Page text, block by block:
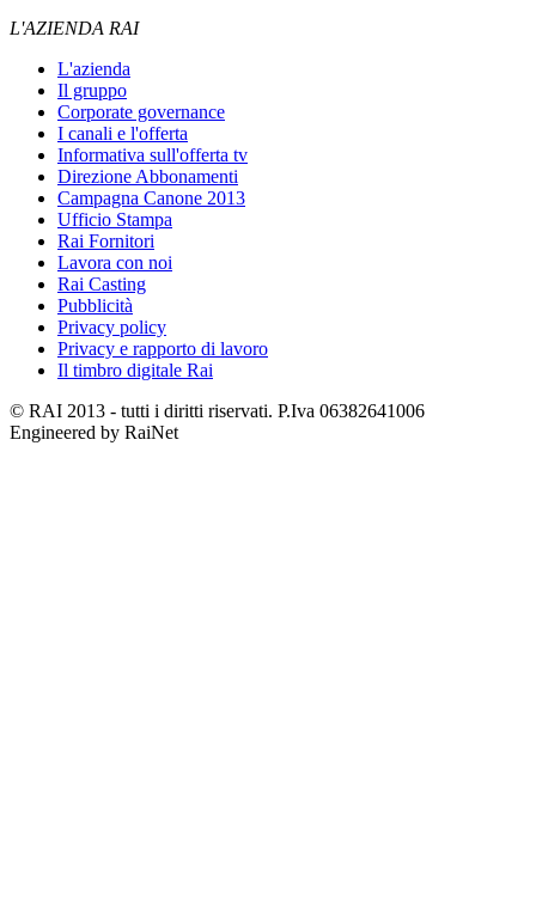
L'AZIENDA RAI
L'azienda
Il gruppo
Corporate governance
I canali e l'offerta
Informativa sull'offerta tv
Direzione Abbonamenti
Campagna Canone 2013
Ufficio Stampa
Rai Fornitori
Lavora con noi
Rai Casting
Pubblicità
Privacy policy
Privacy e rapporto di lavoro
Il timbro digitale Rai
© RAI 2013 - tutti i diritti riservati. P.Iva 06382641006
Engineered by RaiNet